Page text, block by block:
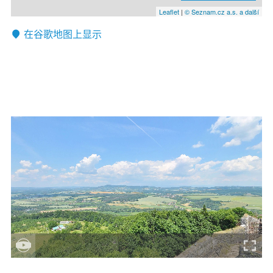
Leaflet | © Seznam.cz a.s. a další
在谷歌地图上显示